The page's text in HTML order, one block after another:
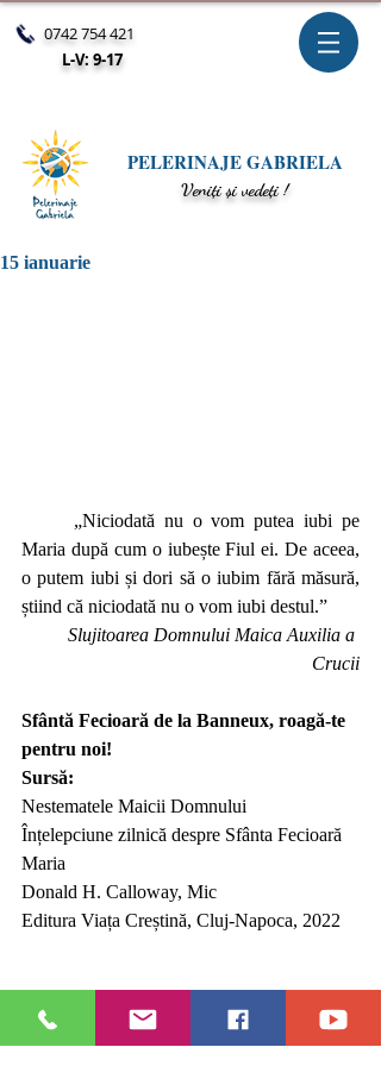
0742 754 421
L-V: 9-17
PELERINAJE GABRIELA
Veniți și vedeți !
15 ianuarie
Maria după cum o iubește Fiul ei. De aceea,
o putem iubi și dori să o iubim fără măsură,
știind că niciodată nu o vom iubi destul.”
Slujitoarea Domnului Maica Auxilia a
Crucii
Sfântă Fecioară de la Banneux, roagă-te
pentru noi!
Sursă:
Nestematele Maicii Domnului
Înțelepciune zilnică despre Sfânta Fecioară
Maria
Donald H. Calloway, Mic
Editura Viața Creștină, Cluj-Napoca, 2022